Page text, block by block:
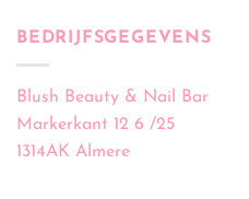
BEDRIJFSGEGEVENS
Blush Beauty & Nail Bar
Markerkant 12 6 /25
1314AK Almere